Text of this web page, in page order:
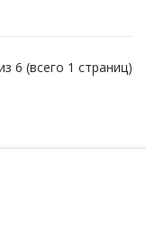
6 (всего 1 страниц)